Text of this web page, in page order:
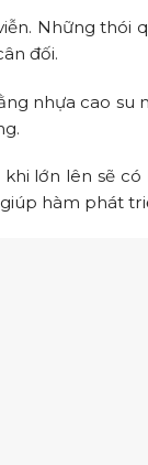
Những thói
đối.
nhựa cao
lớn lên sẽ
hàm phát